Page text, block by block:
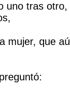
uno tras otro,
mujer, que